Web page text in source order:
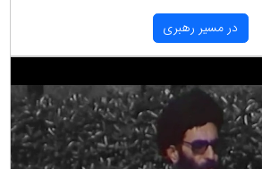
در مسیر رهبری